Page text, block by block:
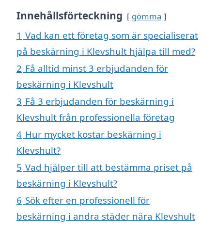
Innehållsförteckning gömma
1 Vad kan ett företag som är specialiserat
på beskärning i Klevshult hjälpa till med?
2 Få alltid minst 3 erbjudanden för
beskärning i Klevshult
3 Få 3 erbjudanden för beskärning i
Klevshult från professionella företag
4 Hur mycket kostar beskärning i
Klevshult?
5 Vad hjälper till att bestämma priset på
beskärning i Klevshult?
6 Sök efter en professionell för
beskärning i andra städer nära Klevshult